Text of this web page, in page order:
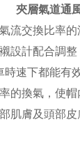
夾層氣道通
流交換比率的
設計配合調整
時速下都能有
的換氣，使
肌膚及頭部皮